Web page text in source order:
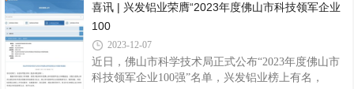
肯定。品质是“名优产品”的生命线，兴发铝业一直以
来高度重视产品质量和服务，通过制定严
喜讯 | 兴发铝业荣膺“2023年度佛山市科技领军企业
100
2023-12-07
近日，佛山市科学技术局正式公布“2023年度佛山市
科技领军企业100强”名单，兴发铝业榜上有名，